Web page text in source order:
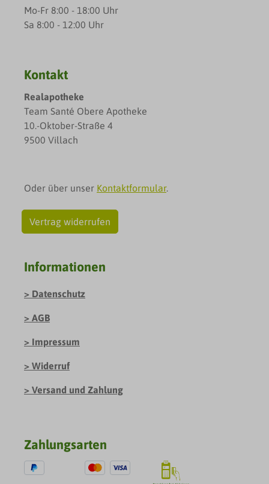
Mo-Fr 8:00 - 18:00 Uhr
Sa 8:00 - 12:00 Uhr
Kontakt
Realapotheke
Team Santé Obere Apotheke
10.-Oktober-Straße 4
9500 Villach
Oder über unser Kontaktformular.
Vertrag widerrufen
Informationen
Datenschutz
AGB
Impressum
Widerruf
Versand und Zahlung
Zahlungsarten